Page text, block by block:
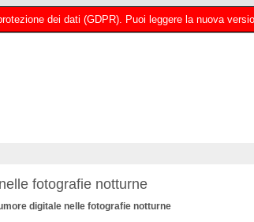
dei dati (GDPR). Puoi leggere la nuova
fotografie notturne
digitale nelle fotografie notturne